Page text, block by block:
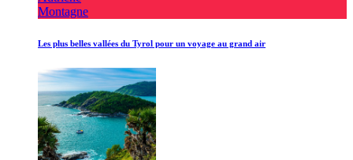
Montagne
Les plus belles vallées du Tyrol pour un voyage au grand air